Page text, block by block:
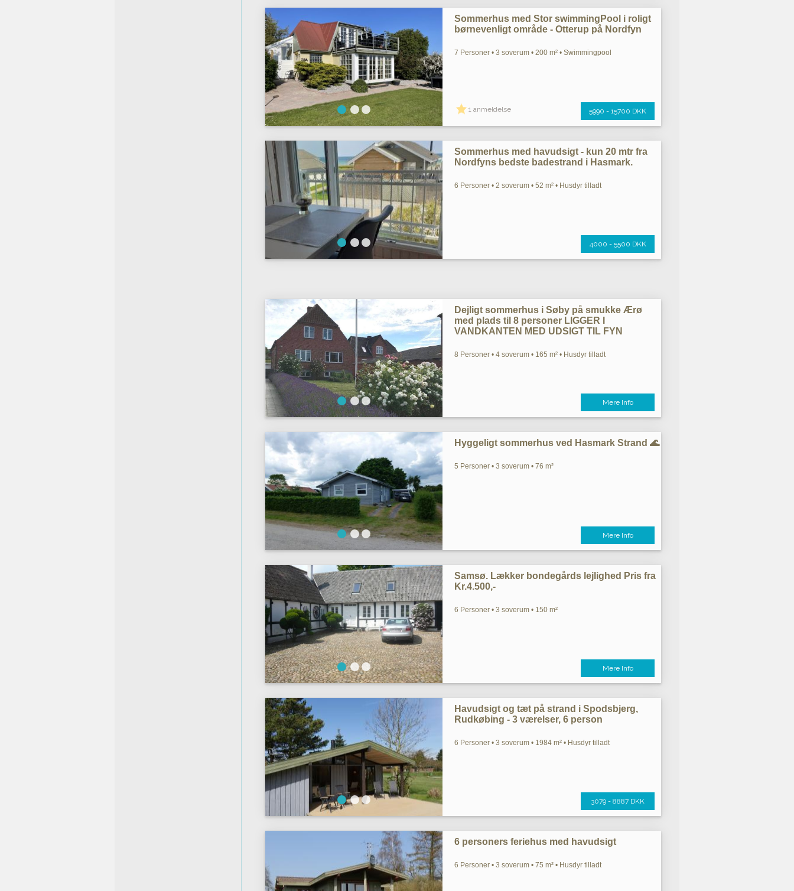
Sommerhus med Stor swimmingPool i roligt
børnevenligt område - Otterup på Nordfyn
7 Personer • 3 soverum • 200 m² • Swimmingpool
1 anmeldelse 5990 - 15700 DKK
Sommerhus med havudsigt - kun 20 mtr fra
Nordfyns bedste badestrand i Hasmark.
6 Personer • 2 soverum • 52 m² • Husdyr tilladt
4000 - 5500 DKK
Dejligt sommerhus i Søby på smukke Ærø
med plads til 8 personer LIGGER I
VANDKANTEN MED UDSIGT TIL FYN
8 Personer • 4 soverum • 165 m² • Husdyr tilladt
Mere Info
Hyggeligt sommerhus ved Hasmark Strand 🌊
5 Personer • 3 soverum • 76 m²
Mere Info
Samsø. Lækker bondegårds lejlighed Pris fra
Kr.4.500,-
6 Personer • 3 soverum • 150 m²
Mere Info
Havudsigt og tæt på strand i Spodsbjerg,
Rudkøbing - 3 værelser, 6 person
6 Personer • 3 soverum • 1984 m² • Husdyr tilladt
3079 - 8887 DKK
6 personers feriehus med havudsigt
6 Personer • 3 soverum • 75 m² • Husdyr tilladt